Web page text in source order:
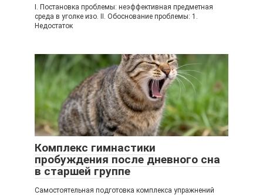
I. Постановка проблемы: неэффективная предметная
среда в уголке изо. II. Обоснование проблемы: 1.
Недостаток
Комплекс гимнастики
пробуждения после дневного сна
в старшей группе
Самостоятельная подготовка комплекса упражнений